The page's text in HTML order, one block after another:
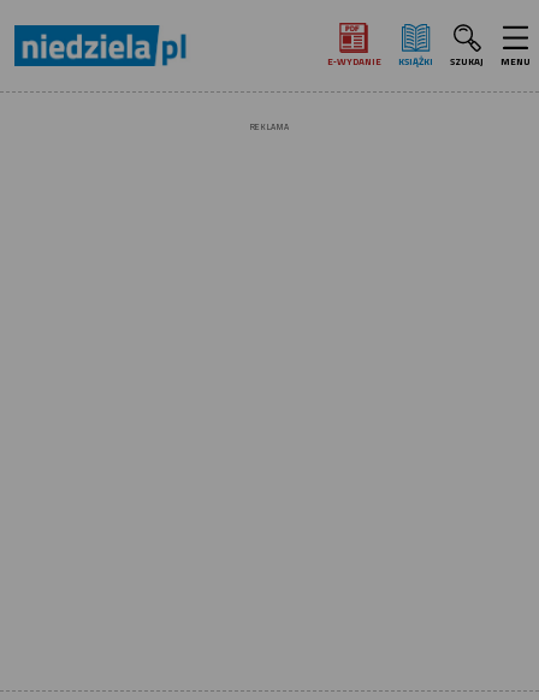
E‑WYDANIE KSIĄŻKI SZUKAJ MENU
REKLAMA